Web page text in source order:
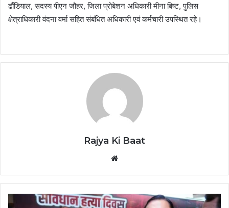
ढौंडियाल, सदस्य पीएन जौहर, जिला प्रोबेशन अधिकारी मीना बिष्ट, पुलिस
क्षेत्राधिकारी वंदना वर्मा सहित संबंधित अधिकारी एवं कर्मचारी उपस्थित रहे।
Rajya Ki Baat